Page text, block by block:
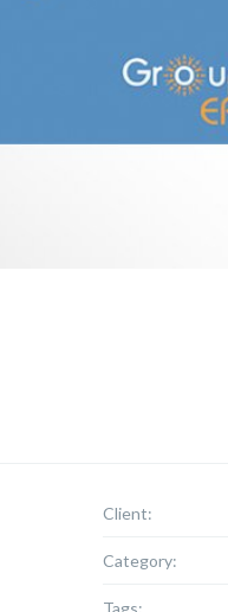
Client:
Category: